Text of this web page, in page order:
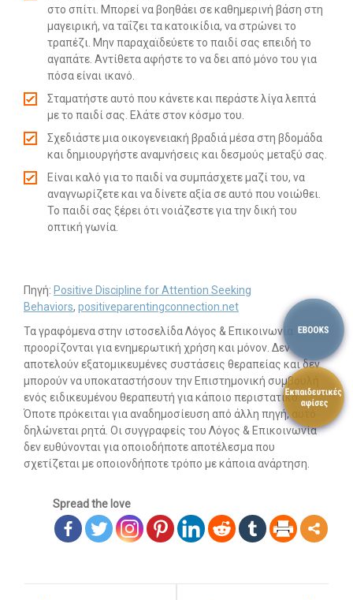
στο σπίτι. Μπορεί να βοηθάει σε καθημερινή βάση στη
μαγειρική, να ταΐζει τα κατοικίδια, να στρώνει το
τραπέζι. Μην παραχαϊδεύετε το παιδί σας επειδή το
αγαπάτε. Αντίθετα αφήστε το να δει από μόνο του για
πόσα είναι ικανό.
Σταματήστε αυτό που κάνετε και περάστε λίγα λεπτά
με το παιδί σας. Ελάτε στον κόσμο του.
Σχεδιάστε μια οικογενειακή βραδιά μέσα στη βδομάδα
και δημιουργήστε αναμνήσεις και δεσμούς μεταξύ σας.
Είναι καλό για το παιδί να συμπάσχετε μαζί του, να
αναγνωρίζετε και να δίνετε αξία σε αυτό που νοιώθει.
Το παιδί σας ξέρει ότι νοιάζεστε για την δική του
οπτική γωνία.
Πηγή: Positive Discipline for Attention Seeking
Behaviors, positiveparentingconnection.net
Τα γραφόμενα στην ιστοσελίδα Λόγος & Επικοινωνία
προορίζονται για ενημερωτική χρήση και μόνον. Δεν
αποτελούν εξατομικευμένες συστάσεις θεραπείας και δεν
μπορούν να υποκαταστήσουν την Επιστημονική συμβουλή
ενός ειδικευμένου θεραπευτή για κάποιο περιστατικό.
Όποτε πρόκειται για αναδημοσίευση από άλλη πηγή, αυτό
δηλώνεται ρητά. Οι συγγραφείς του Λόγος & Επικοινωνία
δεν ευθύνονται για οποιοδήποτε αποτέλεσμα που
σχετίζεται με οποιονδήποτε τρόπο με κάποια ανάρτηση.
Spread the love